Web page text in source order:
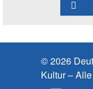
© 2026
Kultur –